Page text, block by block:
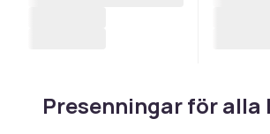
Presenningar för alla